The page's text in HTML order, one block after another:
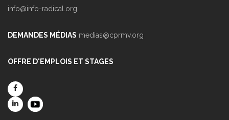
info@info-radical.org
DEMANDES MÉDIAS medias@cprmv.org
OFFRE D'EMPLOIS ET STAGES